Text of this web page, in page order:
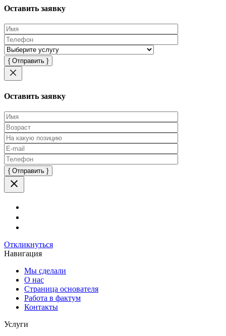
Оставить заявку
Оставьте
это
поле
Оставить заявку
Оставьте
это
поле
Откликнуться
Навигация
Мы сделали
О нас
Страница основателя
Работа в фактум
Контакты
Услуги